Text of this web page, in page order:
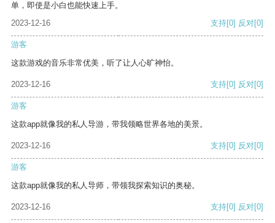
单，即使是小白也能快速上手。
2023-12-16
支持[0] 反对[0]
游客
这款游戏的音乐非常优美，听了让人心旷神怡。
2023-12-16 支持[0] 反对[0]
游客
这款app就像我的私人导游，带我领略世界各地的美景。
2023-12-16 支持[0] 反对[0]
游客
这款app就像我的私人导师，带领我探索知识的奥秘。
2023-12-16 支持[0] 反对[0]